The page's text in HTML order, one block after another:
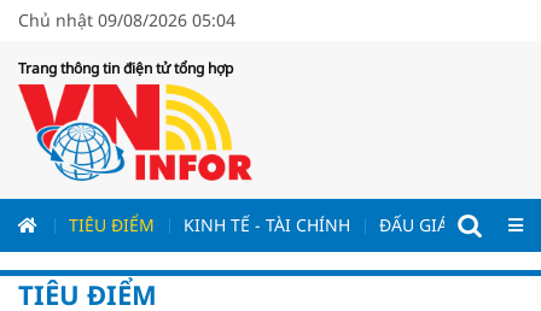
Chủ nhật 09/08/2026 05:04
Trang thông tin điện tử tổng hợp
TIÊU ĐIỂM KINH TẾ - TÀI CHÍNH ĐẤU GIÁ - ĐẤU
TIÊU ĐIỂM